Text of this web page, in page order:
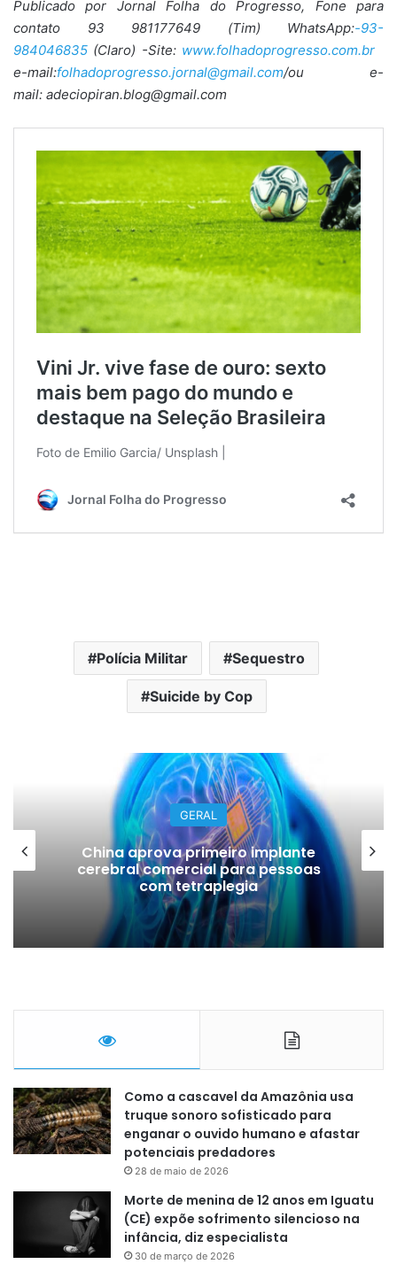
Publicado por Jornal Folha do Progresso, Fone para
contato 93 981177649 (Tim) WhatsApp:-93-
984046835 (Claro) -Site: www.folhadoprogresso.com.br
e-mail:folhadoprogresso.jornal@gmail.com/ou e-
mail: adeciopiran.blog@gmail.com
Polícia Militar Sequestro
Suicide by Cop
GERAL
China aprova primeiro implante
cerebral comercial para pessoas
com tetraplegia
Como a cascavel da Amazônia usa
truque sonoro sofisticado para
enganar o ouvido humano e afastar
potenciais predadores
28 de maio de 2026
Morte de menina de 12 anos em Iguatu
(CE) expõe sofrimento silencioso na
infância, diz especialista
30 de março de 2026